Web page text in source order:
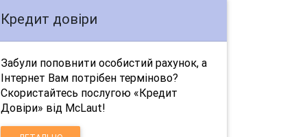
Кредит довіри
Забули поповнити особистий рахунок, а
Інтернет Вам потрібен терміново?
Скористайтесь послугою «Кредит
Довіри» від McLaut!